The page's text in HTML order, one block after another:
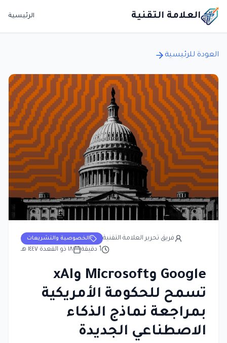
العلامة التقنية الرئيسية
العودة للرئيسية
الخصوصية والتشريعات
فريق تحرير العلامة التقنية
١٨ ذو القعدة ١٤٤٧ هـ
1 دقيقة
Google وMicrosoft وxAI
تسمح للحكومة الأمريكية
بمراجعة نماذج الذكاء
الاصطناعي الجديدة